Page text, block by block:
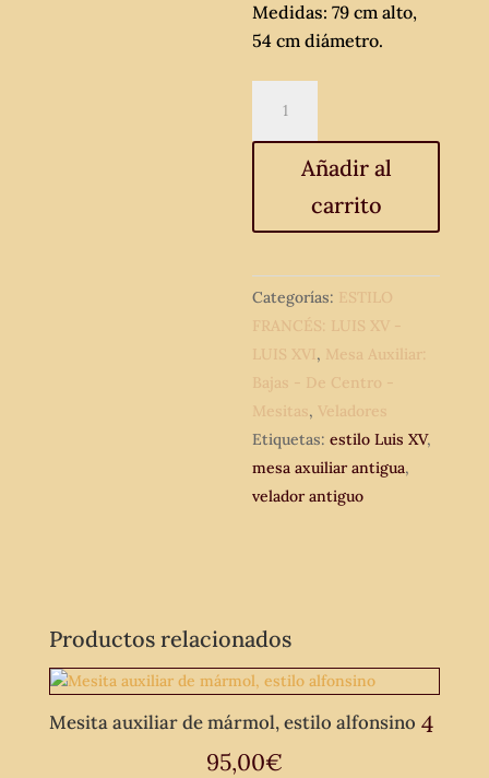
Medidas: 79 cm alto,
54 cm diámetro.
antiguo
estilo
cantidad
Añadir al
carrito
Categorías: ESTILO
FRANCÉS: LUIS XV -
LUIS XVI, Mesa Auxiliar:
Bajas - De Centro -
Mesitas, Veladores
Etiquetas:estilo Luis XV,
mesa axuiliar antigua,
velador antiguo
Productos relacionados
Mesita auxiliar de mármol, estilo alfonsino 4
95,00€